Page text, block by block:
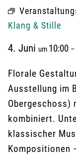
Klang & Stille
4. Juni um 10:00 –
Florale
Ausstellung im
Obergeschoss)
kombiniert.
klassischer
Kompositionen